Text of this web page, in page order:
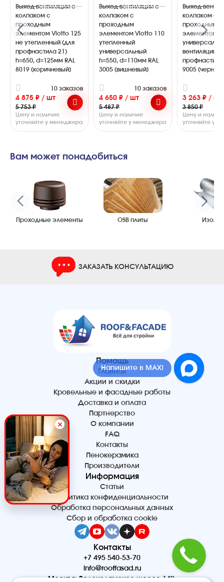
Выход вентиляции с
колпаком с
проходным
элементом Viotto 125
не утепленный (для
профнастила 21)
h=650, d=125мм RAL
8019 (коричневый)
10 заказов
4 875 ₽ / шт
5 753 ₽
Цену и наличие
уточняйте у менеджера
Выход вентиляции с
колпаком с
проходным
элементом Viotto 110
утепленный
универсальный
h=550, d=110мм RAL
3005 (вишневый)
10 заказов
4 650 ₽ / шт
5 487 ₽
Цену и наличие
уточняйте у менеджера
Выход
колпаком с
проходным
элементом
вентиляции
профнастила
9005
3 263 ₽ / шт
3 850 ₽
Цену и
уточняйте у
Вам может понадобиться
Проходные элементы OSB плиты
ЗАКАЗАТЬ КОНСУЛЬТАЦИЮ
Помощь
Главная
Акции и скидки
Кровельные и фасадные работы
Доставка и оплата
Партнерство
О компании
FAQ
Контакты
Пенокерамика
Производители
Информация
Статьи
Политика конфиденциальности
Обработка персональных данных
Сбор и обработка cookie
Контакты
+7 495 540-53-70
info@rooffasad.ru
Москва, Волоколамское шоссе 142,
Напишите в MAX!